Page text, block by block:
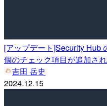
[アップデート]Security Hub
個のチェック項目が追加さ
吉田 岳史
2024.12.15